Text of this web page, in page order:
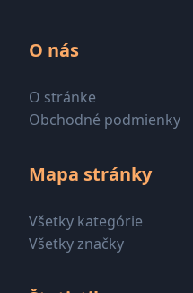
O nás
O stránke
Obchodné podmienky
Mapa stránky
Všetky kategórie
Všetky značky